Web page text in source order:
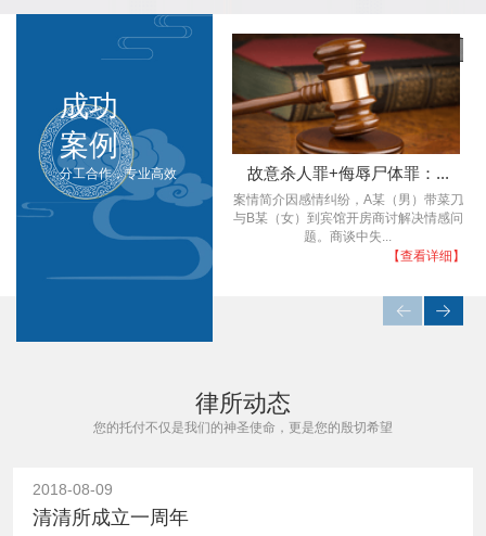
成功
案例
分工合作，专业高效 故意杀人罪+侮辱尸体罪：...
案情简介因感情纠纷，A某（男）带菜刀
与B某（女）到宾馆开房商讨解决情感问
题。商谈中失...
【查看详细】
虚
律所动态
您的托付不仅是我们的神圣使命，更是您的殷切希望
2018-08-09
清清所成立一周年